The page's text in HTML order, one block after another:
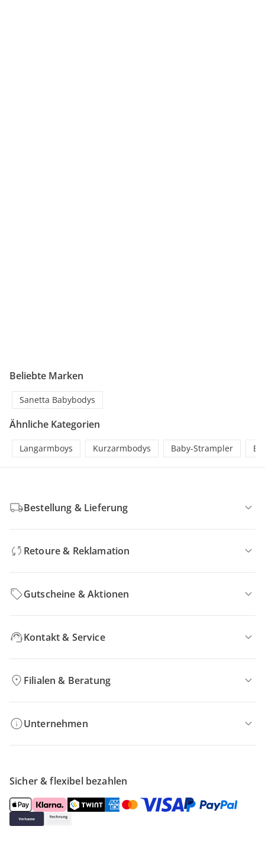
Beliebte Marken
Sanetta Babybodys
Ähnliche Kategorien
Langarmboys Kurzarmbodys Baby-Strampler
Bestellung & Lieferung
Retoure & Reklamation
Gutscheine & Aktionen
Kontakt & Service
Filialen & Beratung
Unternehmen
Sicher & flexibel bezahlen